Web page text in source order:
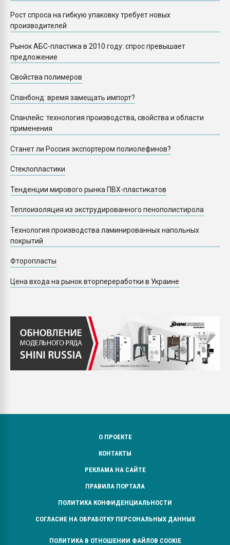
Рост спроса на гибкую упаковку требует новых
производителей
Рынок АБС-пластика в 2010 году: спрос превышает
предложение
Свойства полимеров
Спанбонд: время замещать импорт?
Спанлейс: технология производства, свойства и области
применения
Станет ли Россия экспортером полиолефинов?
Стеклопластики
Тенденции мирового рынка ПВХ-пластикатов
Теплоизоляция из экструдированного пенополистирола
Технология производства ламинированных напольных
покрытий
Фторопласты
Цена входа на рынок вторпереработки в Украине
О ПРОЕКТЕ
КОНТАКТЫ
РЕКЛАМА НА САЙТЕ
ПРАВИЛА ПОРТАЛА
ПОЛИТИКА КОНФИДЕНЦИАЛЬНОСТИ
СОГЛАСИЕ НА ОБРАБОТКУ ПЕРСОНАЛЬНЫХ ДАННЫХ
ПОЛИТИКА В ОТНОШЕНИИ ФАЙЛОВ COOKIE